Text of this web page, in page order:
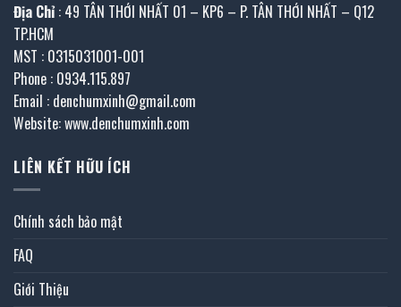
Địa Chỉ : 49 TÂN THỚI NHẤT 01 – KP6 – P. TÂN THỚI NHẤT – Q12
TP.HCM
MST : 0315031001-001
Phone : 0934.115.897
Email : denchumxinh@gmail.com
Website: www.denchumxinh.com
LIÊN KẾT HỮU ÍCH
Chính sách bảo mật
FAQ
Giới Thiệu